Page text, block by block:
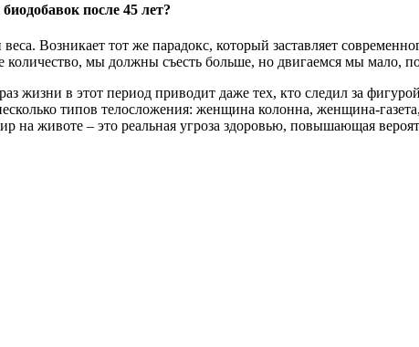
после 45 лет?
Возникает тот же парадокс, который заставляет
мы должны съесть больше, но двигаемся мы мало,
жизни в этот период приводит даже тех, кто следил за
типов телосложения: женщина колонна, женщина-
на животе – это реальная угроза здоровью, повышающая